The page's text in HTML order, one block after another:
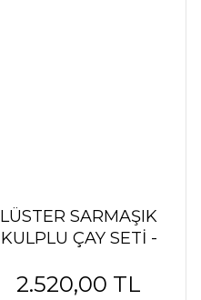
LÜSTER SARMAŞIK
KULPLU ÇAY SETİ -
2.520,00 TL